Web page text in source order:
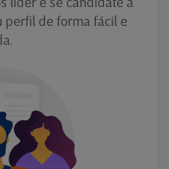
líder e se candidate a
perfil de forma fácil e